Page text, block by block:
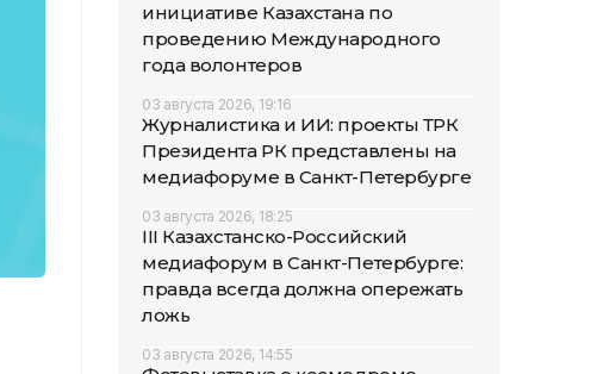
инициативе Казахстана по
проведению Международного
года волонтеров
03 августа 2026, 19:16
Журналистика и ИИ: проекты ТРК
Президента РК представлены на
медиафоруме в Санкт-Петербурге
03 августа 2026, 18:25
III Казахстанско-Российский
медиафорум в Санкт-Петербурге:
правда всегда должна опережать
ложь
03 августа 2026, 14:55